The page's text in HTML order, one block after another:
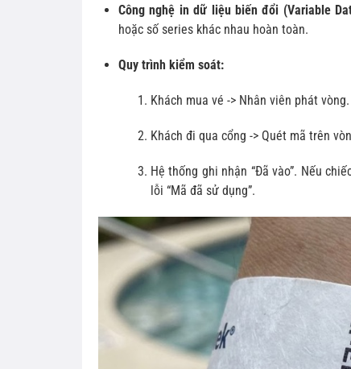
Công nghệ in dữ liệu biến đổi (Variable
hoặc số series khác nhau hoàn toàn.
Quy trình kiểm soát:
Khách mua vé -> Nhân viên phát vòng.
Khách đi qua cổng -> Quét mã trên
Hệ thống ghi nhận “Đã vào”. Nếu
lỗi “Mã đã sử dụng”.